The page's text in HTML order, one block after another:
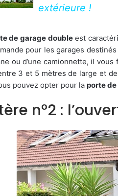
extérieure !
de garage doubleest
pour les garages
ou d’une camionnette, il vous
3 et 5 mètres de large et
pouvez opter pour la porte
n°2 :